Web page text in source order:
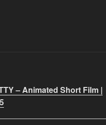
– Animated Short Film |